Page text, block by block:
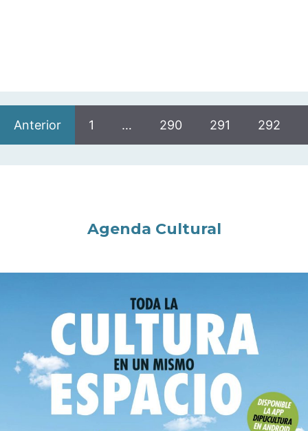
Anterior 1 … 290 291 292
Agenda Cultural